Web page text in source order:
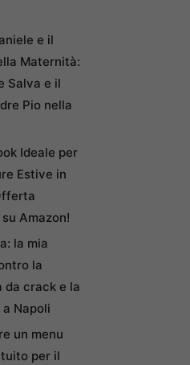
e il
Maternità:
Salva e il
Pio nella
Ideale per
Estive in
Amazon!
la mia
la
da crack e la
Napoli
un menu
per il